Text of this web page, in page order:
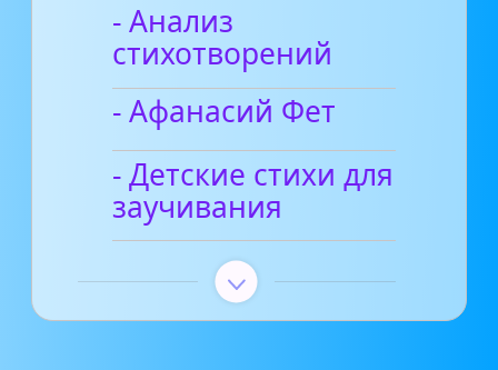
- Анализ
стихотворений
- Афанасий Фет
- Детские стихи для
заучивания